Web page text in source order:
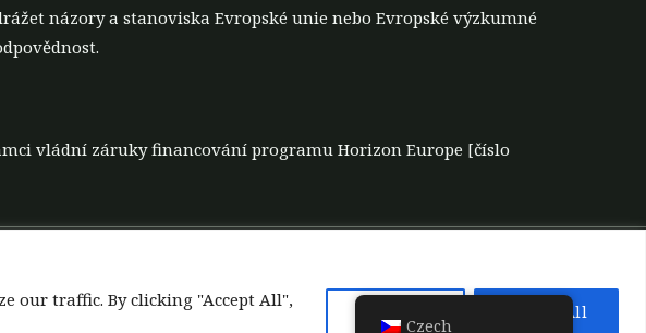
our traffic. By clicking "Accept All",
Accept All
názory a stanoviska Evropské unie nebo Evropské výzkumné
vládní záruky financování programu Horizon Europe [číslo
Czech